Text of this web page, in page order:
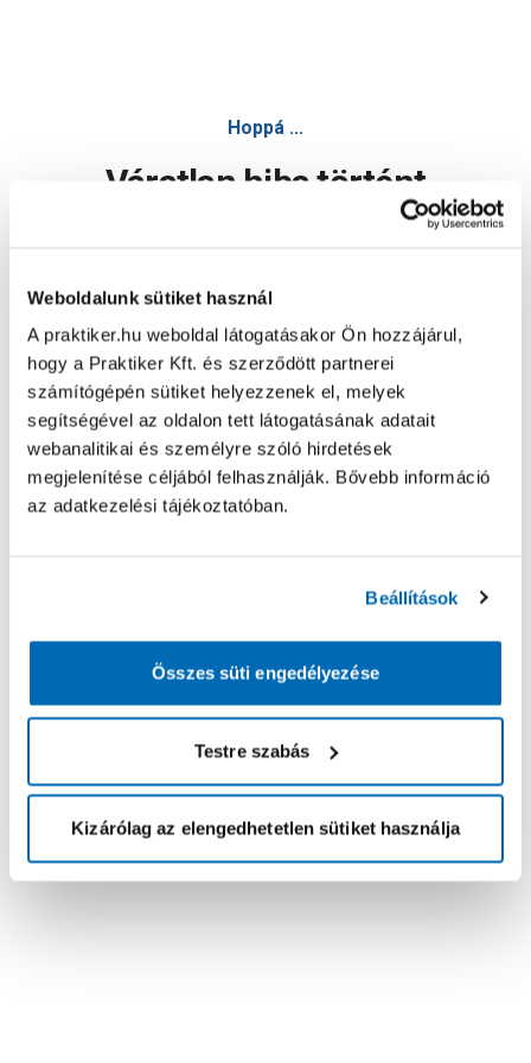
Weboldalunk sütiket használ
A praktiker.hu weboldal látogatásakor Ön hozzájárul,
hogy a Praktiker Kft. és szerződött partnerei
számítógépén sütiket helyezzenek el, melyek
segítségével az oldalon tett látogatásának adatait
webanalitikai és személyre szóló hirdetések
megjelenítése céljából felhasználják. Bővebb információ
az adatkezelési tájékoztatóban.
Beállítások
Összes süti engedélyezése
Testre szabás
Kizárólag az elengedhetetlen sütiket használja
Hoppá ...
Váratlan hiba történt
Oldal újratöltése